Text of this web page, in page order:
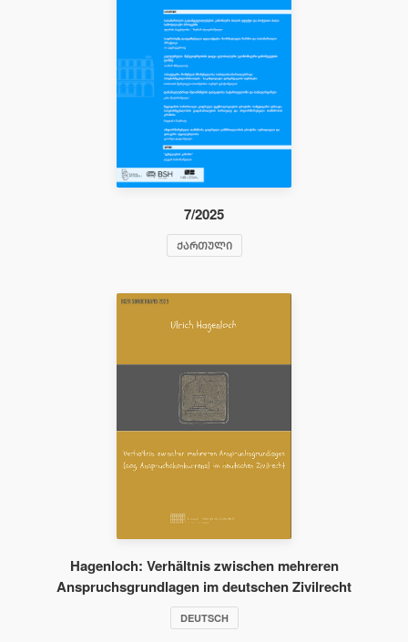
7/2025
ᲥᲐᲠᲗᲣᲚᲘ
Hagenloch: Verhältnis zwischen mehreren
Anspruchsgrundlagen im deutschen Zivilrecht
DEUTSCH